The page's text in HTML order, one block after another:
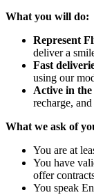
What you will do:
Represent
deliver a
Fast
using our
Active in
recharge,
What we ask of
You are at
You have
offer
You speak